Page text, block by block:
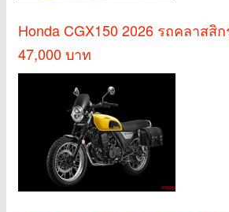
Honda CGX150 2026 รถคลาสสิ
47,000 บาท